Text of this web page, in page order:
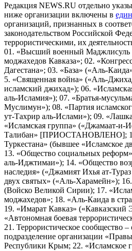
Редакция NEWS.RU отдельно
ниже организации включены в
организаций, признанных в
законодательством Российской
террористическими, их
01. «Высший военный
моджахедов Кавказа»; 02.
Дагестана»; 03. «База» («Аль-
5. «Священная война» («Аль-
исламский джихад»); 06.
аль-Исламия»); 07. «Братья-
Муслимун»); 08. «Партия
ут-Тахрир аль-Ислами»); 09.
«Исламская группа» («Джамаат-и-
Талибан» [ПРИОСТАНОВЛЕНО];
Туркестана» (бывшее «Исламское
13. «Общество социальных
аль-Иджтимаи»); 14. «Общество
наследия» («Джамият Ихья ат-
двух святых» («Аль-Харамейн»);
(Войско Великой Сирии); 17.
моджахедов»; 18. «Аль-Каида в
19. «Имарат Кавказ»
«Автономная боевая
21. Террористическое сообщество –
подразделение организации
Республики Крым; 22. «Исламское